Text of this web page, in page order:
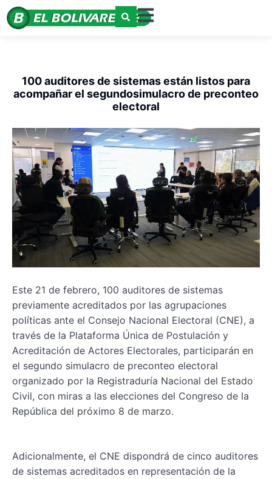
100 auditores de sistemas están listos para
acompañar el segundosimulacro de preconteo
electoral
Este 21 de febrero, 100 auditores de sistemas
previamente acreditados por las agrupaciones
políticas ante el Consejo Nacional Electoral (CNE), a
través de la Plataforma Única de Postulación y
Acreditación de Actores Electorales, participarán en
el segundo simulacro de preconteo electoral
organizado por la Registraduría Nacional del Estado
Civil, con miras a las elecciones del Congreso de la
República del próximo 8 de marzo.
Adicionalmente, el CNE dispondrá de cinco auditores
de sistemas acreditados en representación de la